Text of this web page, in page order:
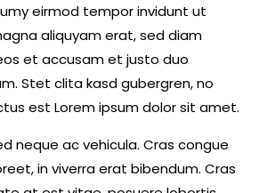
eirmod tempor invidunt ut
aliquyam erat, sed diam
et accusam et justo duo
Stet clita kasd gubergren, no
est Lorem ipsum dolor sit amet.
neque ac vehicula. Cras congue
in viverra erat bibendum. Cras